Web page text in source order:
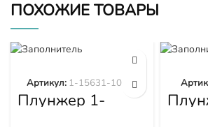
ПОХОЖИЕ ТОВАРЫ
Плунжер 1-
15631-101-0
Артикул: 1-15631-101-0